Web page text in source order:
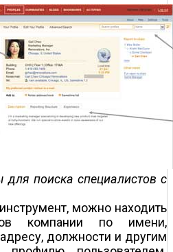
для поиска специалистов с
можно находить
компании по имени,
должности и другим